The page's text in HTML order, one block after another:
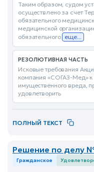
Таким образом, судом
осуществлено за счет
обязательного
медицинской
обязательного еще...
РЕЗОЛЮТИВНАЯ ЧАСТЬ
Исковые требования
компания «СОГАЗ-Мед»
имущественного вреда,
удовлетворить
ПОЛНЫЙ ТЕКСТ
Решение по делу
Гражданское